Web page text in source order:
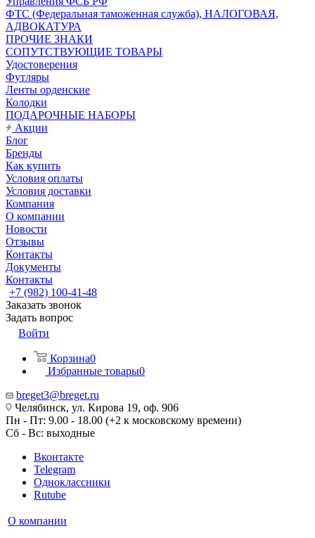
ФТС (Федеральная таможенная служба), НАЛОГОВАЯ,
АДВОКАТУРА
ПРОЧИЕ ЗНАКИ
СОПУТСТВУЮЩИЕ ТОВАРЫ
Удостоверения
Футляры
Ленты орденские
Колодки
ПОДАРОЧНЫЕ НАБОРЫ
Акции
Блог
Бренды
Как купить
Условия оплаты
Условия доставки
Компания
О компании
Новости
Отзывы
Контакты
Документы
Контакты
+7 (982) 100-41-48
Заказать звонок
Задать вопрос
Войти
Корзина0
Избранные товары0
breget3@breget.ru
Челябинск, ул. Кирова 19, оф. 906
Пн - Пт: 9.00 - 18.00 (+2 к московскому времени)
Сб - Вс: выходные
Вконтакте
Telegram
Одноклассники
Rutube
О компании